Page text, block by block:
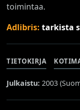
toimintaa.
Adlibris:tarkista
TIETOKIRJA
Julkaistu: 2003 (